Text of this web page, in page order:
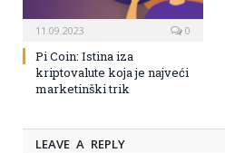
11.09.2023 0
Pi Coin: Istina iza
kriptovalute koja je najveći
marketinški trik
LEAVE A REPLY